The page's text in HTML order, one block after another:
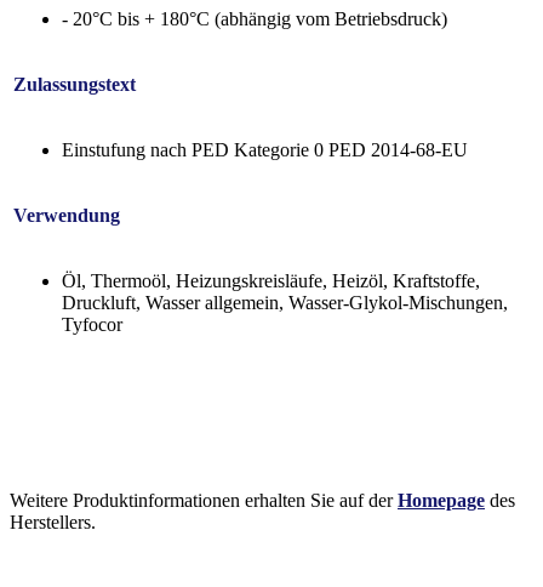
- 20°C bis + 180°C (abhängig vom Betriebsdruck)
Zulassungstext
Einstufung nach PED Kategorie 0 PED 2014-68-EU
Verwendung
Öl, Thermoöl, Heizungskreisläufe, Heizöl, Kraftstoffe,
Druckluft, Wasser allgemein, Wasser-Glykol-Mischungen,
Tyfocor
Weitere Produktinformationen erhalten Sie auf derHomepage des
Herstellers.